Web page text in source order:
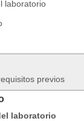
laboratorio
previos
laboratorio